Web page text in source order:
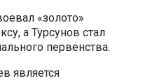
«золото»
а Турсунов стал
первенства.
является